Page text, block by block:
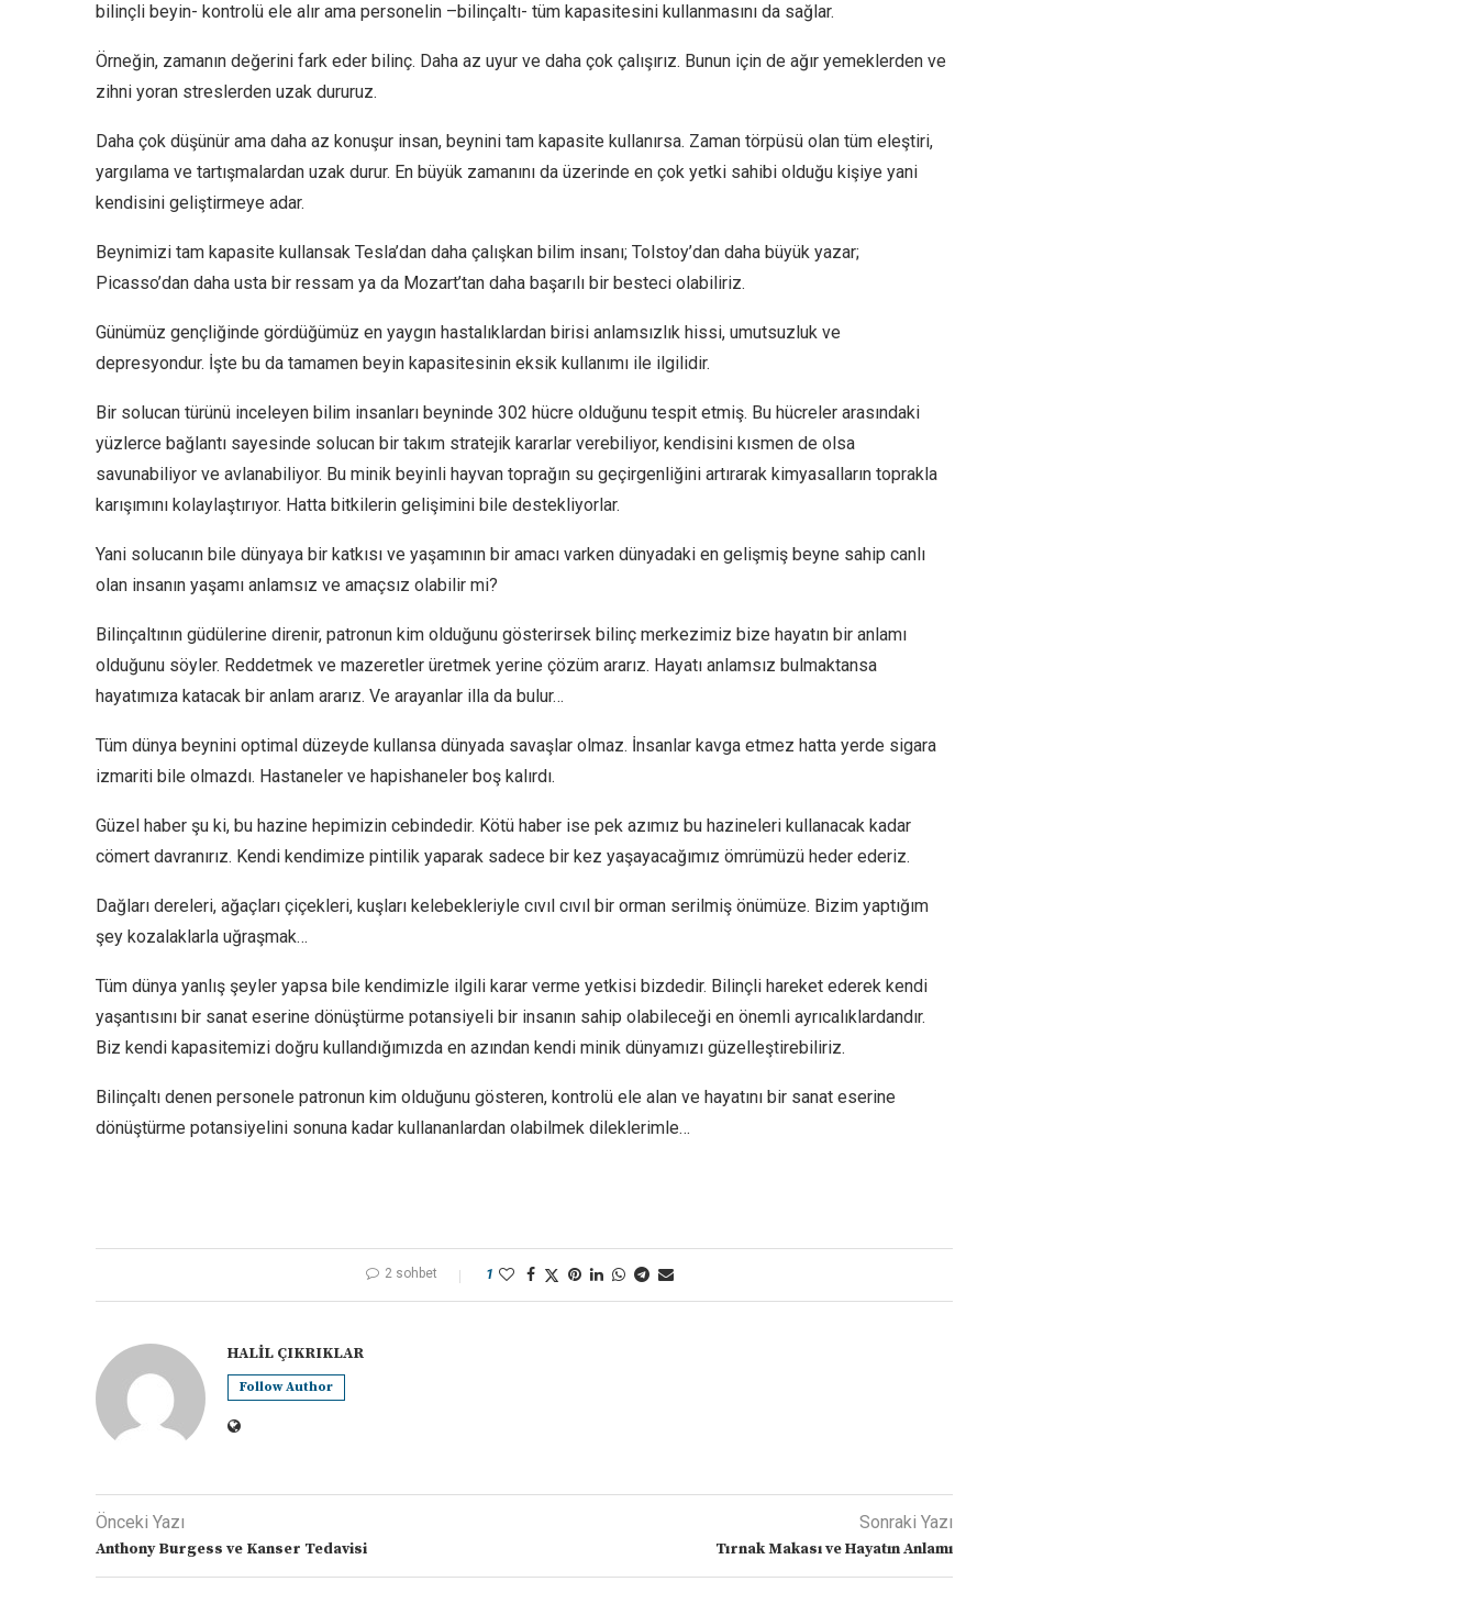
bilinçli beyin- kontrolü ele alır ama personelin –bilinçaltı- tüm kapasitesini kullanmasını da sağlar.
Örneğin, zamanın değerini fark eder bilinç. Daha az uyur ve daha çok çalışırız. Bunun için de ağır yemeklerden ve
zihni yoran streslerden uzak dururuz.
Daha çok düşünür ama daha az konuşur insan, beynini tam kapasite kullanırsa. Zaman törpüsü olan tüm eleştiri,
yargılama ve tartışmalardan uzak durur. En büyük zamanını da üzerinde en çok yetki sahibi olduğu kişiye yani
kendisini geliştirmeye adar.
Beynimizi tam kapasite kullansak Tesla’dan daha çalışkan bilim insanı; Tolstoy’dan daha büyük yazar;
Picasso’dan daha usta bir ressam ya da Mozart’tan daha başarılı bir besteci olabiliriz.
Günümüz gençliğinde gördüğümüz en yaygın hastalıklardan birisi anlamsızlık hissi, umutsuzluk ve
depresyondur. İşte bu da tamamen beyin kapasitesinin eksik kullanımı ile ilgilidir.
Bir solucan türünü inceleyen bilim insanları beyninde 302 hücre olduğunu tespit etmiş. Bu hücreler arasındaki
yüzlerce bağlantı sayesinde solucan bir takım stratejik kararlar verebiliyor, kendisini kısmen de olsa
savunabiliyor ve avlanabiliyor. Bu minik beyinli hayvan toprağın su geçirgenliğini artırarak kimyasalların toprakla
karışımını kolaylaştırıyor. Hatta bitkilerin gelişimini bile destekliyorlar.
Yani solucanın bile dünyaya bir katkısı ve yaşamının bir amacı varken dünyadaki en gelişmiş beyne sahip canlı
olan insanın yaşamı anlamsız ve amaçsız olabilir mi?
Bilinçaltının güdülerine direnir, patronun kim olduğunu gösterirsek bilinç merkezimiz bize hayatın bir anlamı
olduğunu söyler. Reddetmek ve mazeretler üretmek yerine çözüm ararız. Hayatı anlamsız bulmaktansa
hayatımıza katacak bir anlam ararız. Ve arayanlar illa da bulur…
Tüm dünya beynini optimal düzeyde kullansa dünyada savaşlar olmaz. İnsanlar kavga etmez hatta yerde sigara
izmariti bile olmazdı. Hastaneler ve hapishaneler boş kalırdı.
Güzel haber şu ki, bu hazine hepimizin cebindedir. Kötü haber ise pek azımız bu hazineleri kullanacak kadar
cömert davranırız. Kendi kendimize pintilik yaparak sadece bir kez yaşayacağımız ömrümüzü heder ederiz.
Dağları dereleri, ağaçları çiçekleri, kuşları kelebekleriyle cıvıl cıvıl bir orman serilmiş önümüze. Bizim yaptığım
şey kozalaklarla uğraşmak…
Tüm dünya yanlış şeyler yapsa bile kendimizle ilgili karar verme yetkisi bizdedir. Bilinçli hareket ederek kendi
yaşantısını bir sanat eserine dönüştürme potansiyeli bir insanın sahip olabileceği en önemli ayrıcalıklardandır.
Biz kendi kapasitemizi doğru kullandığımızda en azından kendi minik dünyamızı güzelleştirebiliriz.
Bilinçaltı denen personele patronun kim olduğunu gösteren, kontrolü ele alan ve hayatını bir sanat eserine
dönüştürme potansiyelini sonuna kadar kullananlardan olabilmek dileklerimle…
2 sohbet 1
HALIL ÇIKRIKLAR
Follow Author
Önceki Yazı
Anthony Burgess ve Kanser Tedavisi
Sonraki Yazı
Tırnak Makası ve Hayatın Anlamı